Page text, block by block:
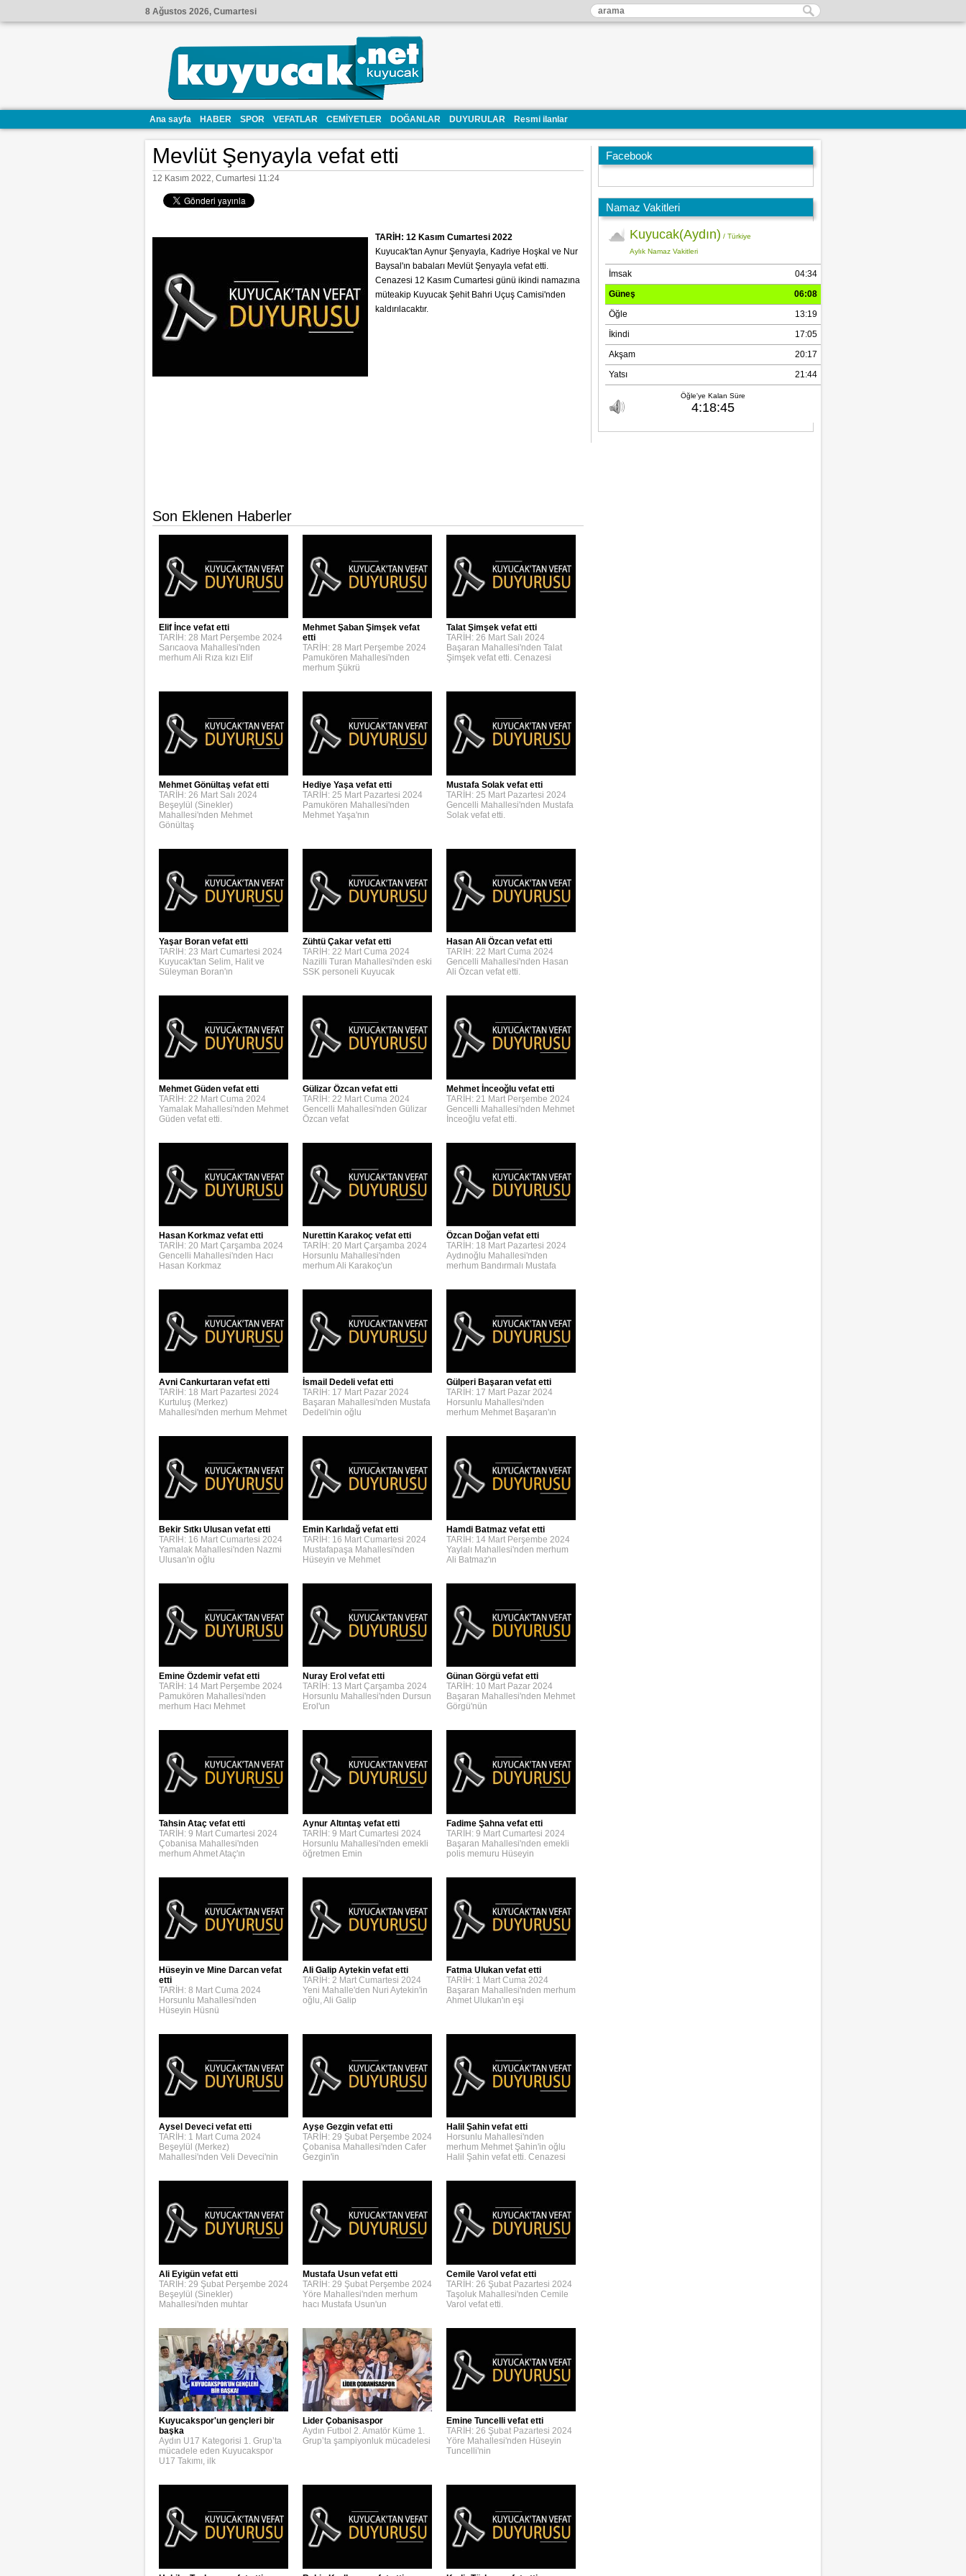
8 Ağustos 2026, Cumartesi
Ana sayfa HABER SPOR VEFATLAR CEMİYETLER DOĞANLAR DUYURULAR Resmi ilanlar
Facebook
Namaz Vakitleri
Mevlüt Şenyayla vefat etti
12 Kasım 2022, Cumartesi 11:24
TARİH: 12 Kasım Cumartesi 2022
Kuyucak'tan Aynur Şenyayla, Kadriye Hoşkal ve Nur
Baysal'ın babaları Mevlüt Şenyayla vefat etti.
Cenazesi 12 Kasım Cumartesi günü ikindi namazına
müteakip Kuyucak Şehit Bahri Uçuş Camisi'nden
kaldırılacaktır.
Son Eklenen Haberler
Elif İnce vefat etti
TARİH: 28 Mart Perşembe 2024
Sarıcaova Mahallesi'nden
merhum Ali Rıza kızı Elif
Mehmet Şaban Şimşek vefat
etti
TARİH: 28 Mart Perşembe 2024
Pamukören Mahallesi'nden
merhum Şükrü
Talat Şimşek vefat etti
TARİH: 26 Mart Salı 2024
Başaran Mahallesi'nden Talat
Şimşek vefat etti. Cenazesi
Mehmet Gönültaş vefat etti
TARİH: 26 Mart Salı 2024
Beşeylül (Sinekler)
Mahallesi'nden Mehmet
Gönültaş
Hediye Yaşa vefat etti
TARİH: 25 Mart Pazartesi 2024
Pamukören Mahallesi'nden
Mehmet Yaşa'nın
Mustafa Solak vefat etti
TARİH: 25 Mart Pazartesi 2024
Gencelli Mahallesi'nden Mustafa
Solak vefat etti.
Yaşar Boran vefat etti
TARİH: 23 Mart Cumartesi 2024
Kuyucak'tan Selim, Halit ve
Süleyman Boran'ın
Zühtü Çakar vefat etti
TARİH: 22 Mart Cuma 2024
Nazilli Turan Mahallesi'nden eski
SSK personeli Kuyucak
Hasan Ali Özcan vefat etti
TARİH: 22 Mart Cuma 2024
Gencelli Mahallesi'nden Hasan
Ali Özcan vefat etti.
Mehmet Güden vefat etti
TARİH: 22 Mart Cuma 2024
Yamalak Mahallesi'nden Mehmet
Güden vefat etti.
Gülizar Özcan vefat etti
TARİH: 22 Mart Cuma 2024
Gencelli Mahallesi'nden Gülizar
Özcan vefat
Mehmet İnceoğlu vefat etti
TARİH: 21 Mart Perşembe 2024
Gencelli Mahallesi'nden Mehmet
İnceoğlu vefat etti.
Hasan Korkmaz vefat etti
TARİH: 20 Mart Çarşamba 2024
Gencelli Mahallesi'nden Hacı
Hasan Korkmaz
Nurettin Karakoç vefat etti
TARİH: 20 Mart Çarşamba 2024
Horsunlu Mahallesi'nden
merhum Ali Karakoç'un
Özcan Doğan vefat etti
TARİH: 18 Mart Pazartesi 2024
Aydınoğlu Mahallesi'nden
merhum Bandırmalı Mustafa
Avni Cankurtaran vefat etti
TARİH: 18 Mart Pazartesi 2024
Kurtuluş (Merkez)
Mahallesi'nden merhum Mehmet
İsmail Dedeli vefat etti
TARİH: 17 Mart Pazar 2024
Başaran Mahallesi'nden Mustafa
Dedeli'nin oğlu
Gülperi Başaran vefat etti
TARİH: 17 Mart Pazar 2024
Horsunlu Mahallesi'nden
merhum Mehmet Başaran'ın
Bekir Sıtkı Ulusan vefat etti
TARİH: 16 Mart Cumartesi 2024
Yamalak Mahallesi'nden Nazmi
Ulusan'ın oğlu
Emin Karlıdağ vefat etti
TARİH: 16 Mart Cumartesi 2024
Mustafapaşa Mahallesi'nden
Hüseyin ve Mehmet
Hamdi Batmaz vefat etti
TARİH: 14 Mart Perşembe 2024
Yaylalı Mahallesi'nden merhum
Ali Batmaz'ın
Emine Özdemir vefat etti
TARİH: 14 Mart Perşembe 2024
Pamukören Mahallesi'nden
merhum Hacı Mehmet
Nuray Erol vefat etti
TARİH: 13 Mart Çarşamba 2024
Horsunlu Mahallesi'nden Dursun
Erol'un
Günan Görgü vefat etti
TARİH: 10 Mart Pazar 2024
Başaran Mahallesi'nden Mehmet
Görgü'nün
Tahsin Ataç vefat etti
TARİH: 9 Mart Cumartesi 2024
Çobanisa Mahallesi'nden
merhum Ahmet Ataç'ın
Aynur Altıntaş vefat etti
TARİH: 9 Mart Cumartesi 2024
Horsunlu Mahallesi'nden emekli
öğretmen Emin
Fadime Şahna vefat etti
TARİH: 9 Mart Cumartesi 2024
Başaran Mahallesi'nden emekli
polis memuru Hüseyin
Hüseyin ve Mine Darcan vefat
etti
TARİH: 8 Mart Cuma 2024
Horsunlu Mahallesi'nden
Hüseyin Hüsnü
Ali Galip Aytekin vefat etti
TARİH: 2 Mart Cumartesi 2024
Yeni Mahalle'den Nuri Aytekin'in
oğlu, Ali Galip
Fatma Ulukan vefat etti
TARİH: 1 Mart Cuma 2024
Başaran Mahallesi'nden merhum
Ahmet Ulukan'ın eşi
Aysel Deveci vefat etti
TARİH: 1 Mart Cuma 2024
Beşeylül (Merkez)
Mahallesi'nden Veli Deveci'nin
Ayşe Gezgin vefat etti
TARİH: 29 Şubat Perşembe 2024
Çobanisa Mahallesi'nden Cafer
Gezgin'in
Halil Şahin vefat etti
Horsunlu Mahallesi'nden
merhum Mehmet Şahin'in oğlu
Halil Şahin vefat etti. Cenazesi
Ali Eyigün vefat etti
TARİH: 29 Şubat Perşembe 2024
Beşeylül (Sinekler)
Mahallesi'nden muhtar
Mustafa Usun vefat etti
TARİH: 29 Şubat Perşembe 2024
Yöre Mahallesi'nden merhum
hacı Mustafa Usun'un
Cemile Varol vefat etti
TARİH: 26 Şubat Pazartesi 2024
Taşoluk Mahallesi'nden Cemile
Varol vefat etti.
Kuyucakspor'un gençleri bir
başka
Aydın U17 Kategorisi 1. Grup’ta
mücadele eden Kuyucakspor
U17 Takımı, ilk
Lider Çobanisaspor
Aydın Futbol 2. Amatör Küme 1.
Grup’ta şampiyonluk mücadelesi
Emine Tuncelli vefat etti
TARİH: 26 Şubat Pazartesi 2024
Yöre Mahallesi'nden Hüseyin
Tuncelli'nin